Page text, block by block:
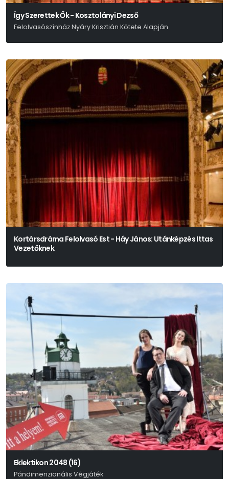
Így Szerettek Ők - Kosztolányi Dezső
Felolvasószínház Nyáry Krisztián Kötete Alapján
Kortársdráma Felolvasó Est - Háy János: Utánképzés Ittas
Vezetőknek
Eklektikon 2048 (16)
Pándimenzionális Végjáték